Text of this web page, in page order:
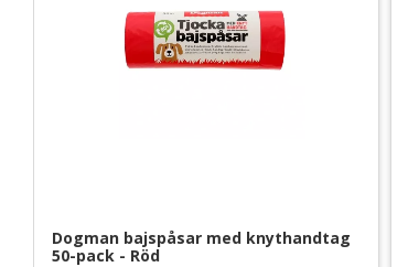
Dogman bajspåsar med knythandtag
50-pack - Röd